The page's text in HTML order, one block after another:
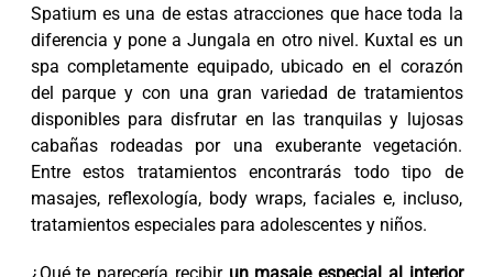
Spatium es una de estas atracciones que hace toda la
diferencia y pone a Jungala en otro nivel. Kuxtal es un
spa completamente equipado, ubicado en el corazón
del parque y con una gran variedad de tratamientos
disponibles para disfrutar en las tranquilas y lujosas
cabañas rodeadas por una exuberante vegetación.
Entre estos tratamientos encontrarás todo tipo de
masajes, reflexología, body wraps, faciales e, incluso,
tratamientos especiales para adolescentes y niños.